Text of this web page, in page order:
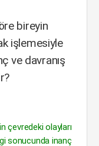
bireyin
işlemesiyle
ve davranış
çevredeki olayları
sonucunda inanç